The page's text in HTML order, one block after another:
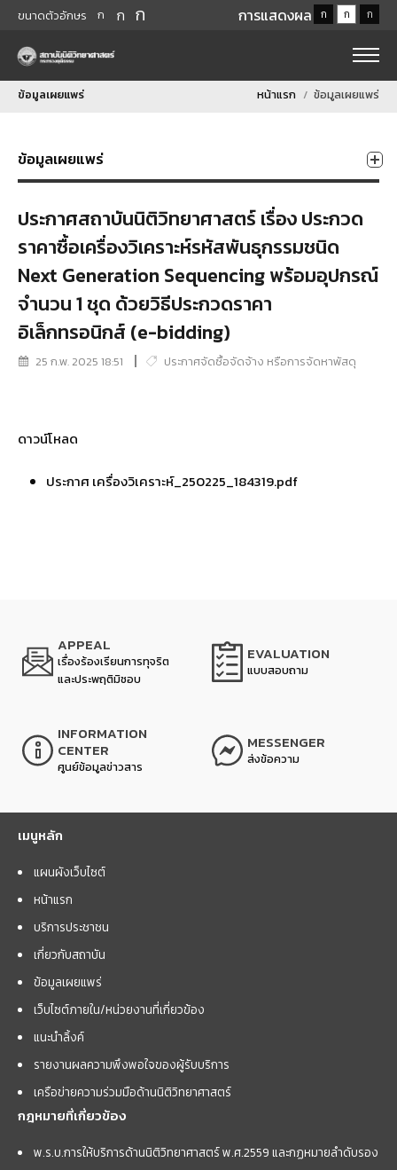
ขนาดตัวอักษร ก ก ก การแสดงผล ก ก ก
ข้อมูลเผยแพร่ หน้าแรก ข้อมูลเผยแพร่
ข้อมูลเผยแพร่
ประกาศสถาบันนิติวิทยาศาสตร์ เรื่อง ประกวด
ราคาซื้อเครื่องวิเคราะห์รหัสพันธุกรรมชนิด
Next Generation Sequencing พร้อมอุปกรณ์
จำนวน 1 ชุด ด้วยวิธีประกวดราคา
อิเล็กทรอนิกส์ (e-bidding)
25 ก.พ. 2025 18:51 ประกาศจัดซื้อจัดจ้าง หรือการจัดหาพัสดุ
ดาวน์โหลด
ประกาศ เครื่องวิเคราะห์_250225_184319.pdf
APPEAL
เรื่องร้องเรียนการทุจริต
และประพฤติมิชอบ
EVALUATION
แบบสอบถาม
INFORMATION
CENTER
ศูนย์ข้อมูลข่าวสาร
MESSENGER
ส่งข้อความ
เมนูหลัก
แผนผังเว็บไซต์
หน้าแรก
บริการประชาชน
เกี่ยวกับสถาบัน
ข้อมูลเผยแพร่
เว็บไซต์ภายใน/หน่วยงานที่เกี่ยวข้อง
แนะนำลิ้งค์
รายงานผลความพึงพอใจของผู้รับบริการ
เครือข่ายความร่วมมือด้านนิติวิทยาศาสตร์
กฎหมายที่เกี่ยวข้อง
พ.ร.บ.การให้บริการด้านนิติวิทยาศาสตร์ พ.ศ.2559 และกฏหมายลำดับรอง